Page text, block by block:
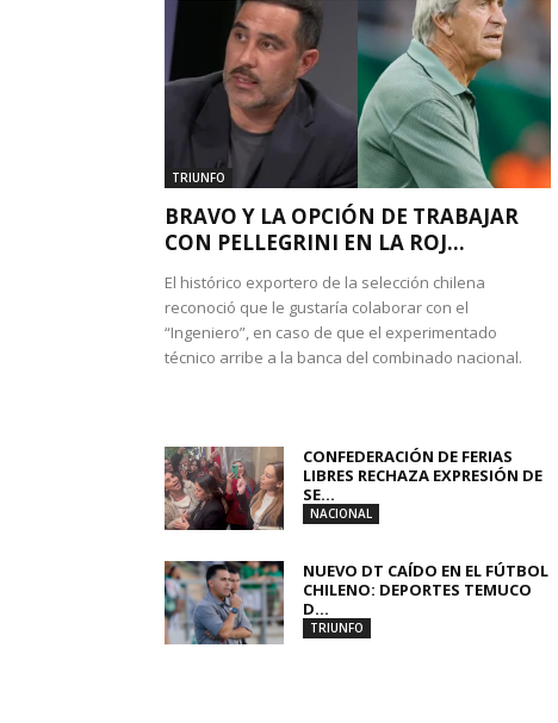
TRIUNFO
BRAVO Y LA OPCIÓN DE TRABAJAR
CON PELLEGRINI EN LA ROJ...
El histórico exportero de la selección chilena
reconoció que le gustaría colaborar con el
“Ingeniero”, en caso de que el experimentado
técnico arribe a la banca del combinado nacional.
CONFEDERACIÓN DE FERIAS
LIBRES RECHAZA EXPRESIÓN DE
SE...
NACIONAL
NUEVO DT CAÍDO EN EL FÚTBOL
CHILENO: DEPORTES TEMUCO
D...
TRIUNFO